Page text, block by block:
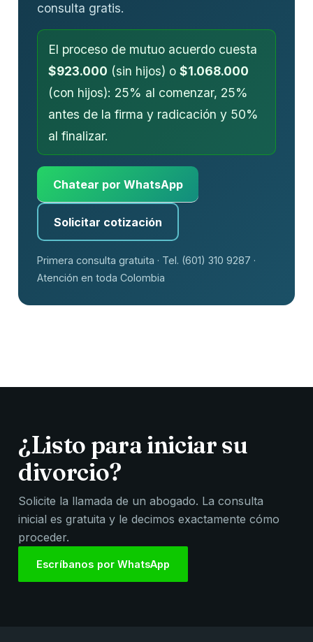
consulta gratis.
El proceso de mutuo acuerdo cuesta
$923.000 (sin hijos) o $1.068.000
(con hijos): 25% al comenzar, 25%
antes de la firma y radicación y 50%
al finalizar.
Chatear por WhatsApp
Solicitar cotización
Primera consulta gratuita · Tel. (601) 310 9287 ·
Atención en toda Colombia
¿Listo para iniciar su
divorcio?
Solicite la llamada de un abogado. La consulta
inicial es gratuita y le decimos exactamente cómo
proceder.
Escríbanos por WhatsApp